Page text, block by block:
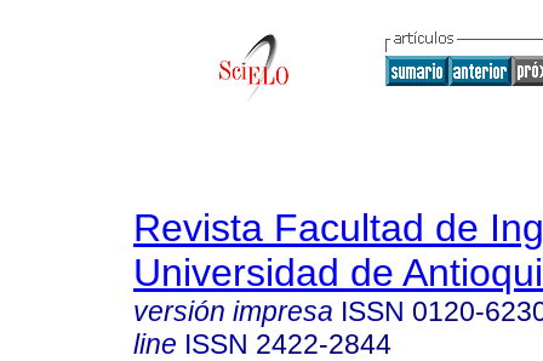
Revista Facultad de
Universidad de
versión impresa ISSN 0120-
line ISSN 2422-2844